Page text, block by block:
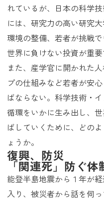
れているが、日本の科学
には、研究力の高い研究
環境の整備、若者が挑戦
世界に負けない投資が重要
また、産学官に開かれた
プの仕組みなど若者が安
ばならない。科学技術・
循環をいかに生み出し、
ばしていくために、どの
ょうか。
復興、防災
「関連死」防ぐ体
能登半島地震から１年が
入り、被災者から話を伺っ